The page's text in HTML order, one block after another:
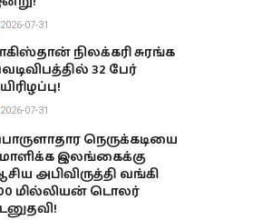
07-31
நிலக்கரி சுரங்க
32 பேர்
07-31
நெருக்கடியை
இலங்கைக்கு
அபிவிருத்தி வங்கி
மில்லியன் டொலர்